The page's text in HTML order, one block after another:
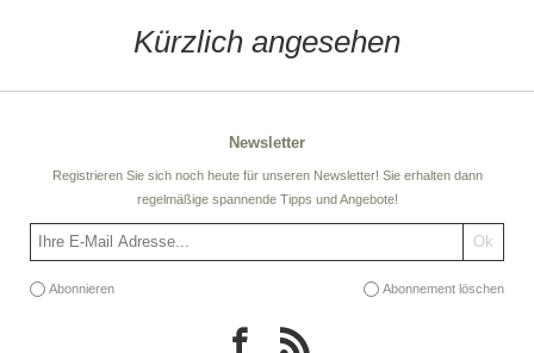
Kürzlich angesehen
Newsletter
Registrieren Sie sich noch heute für unseren Newsletter! Sie erhalten dann
regelmäßige spannende Tipps und Angebote!
Abonnieren Abonnement löschen